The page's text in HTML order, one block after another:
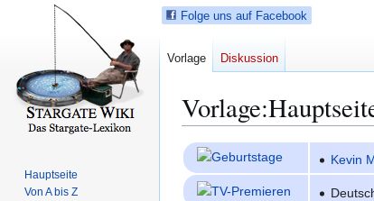
Vorlage:
Z
u
r
Z
u
r
Kevin
Folge uns auf Facebook
Vorlage Diskussion
Hauptseite
Von A bis Z